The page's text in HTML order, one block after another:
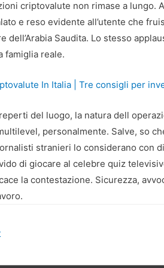
criptovalute non rimase a lungo.
e reso evidente all’utente che
dell’Arabia Saudita. Lo stesso
famiglia reale.
In Italia | Tre consigli per
del luogo, la natura dell
personalmente. Salve, so
stranieri lo considerano con
di giocare al celebre quiz
la contestazione. Sicurezza,